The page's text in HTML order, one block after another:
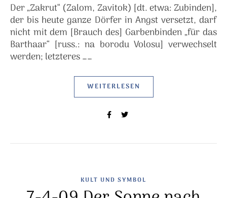
Der „Zakrut“ (Zalom, Zavitok) [dt. etwa: Zubinden],
der bis heute ganze Dörfer in Angst versetzt, darf
nicht mit dem [Brauch des] Garbenbinden „für das
Barthaar“ [russ.: na borodu Volosu] verwechselt
werden; letzteres ……
WEITERLESEN
KULT UND SYMBOL